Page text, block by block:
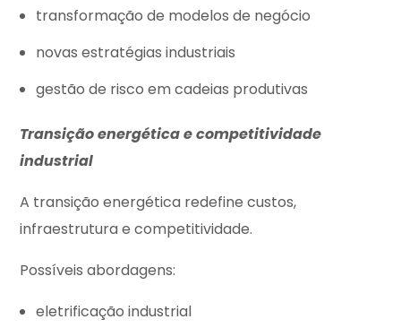
transformação de modelos de negócio
novas estratégias industriais
gestão de risco em cadeias produtivas
Transição energética e competitividade
industrial
A transição energética redefine custos,
infraestrutura e competitividade.
Possíveis abordagens:
eletrificação industrial